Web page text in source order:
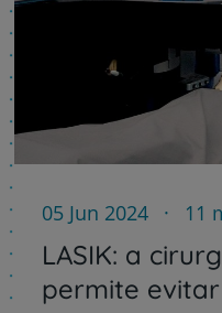
05 Jun 2024 11
LASIK: a
permite